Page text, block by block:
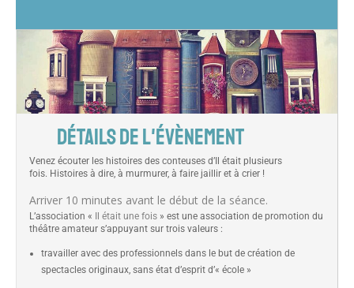
DÉTAILS DE L'ÉVÈNEMENT
Venez écouter les histoires des conteuses d’Il était plusieurs
fois. Histoires à dire, à murmurer, à faire jaillir et à crier !
Arriver 10 minutes avant le début de la séance.
L’association « Il était une fois » est une association de promotion du
théâtre amateur s’appuyant sur trois valeurs :
travailler avec des professionnels dans le but de création de
spectacles originaux, sans état d’esprit d’« école »